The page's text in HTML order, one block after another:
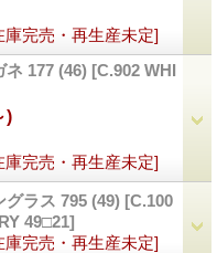
庫完売・再生産未定]
ネ 177 (46) [C.902 WHI
)
庫完売・再生産未定]
グラス 795 (49) [C.100
49□21]
庫完売・再生産未定]